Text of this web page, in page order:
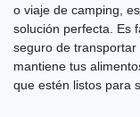
o viaje de camping,
solución perfecta. Es
seguro de transportar
mantiene tus
que estén listos para